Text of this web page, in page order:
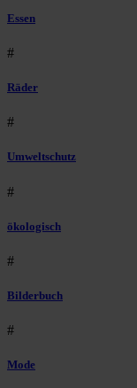
Essen
#
Räder
#
Umweltschutz
#
ökologisch
#
Bilderbuch
#
Mode